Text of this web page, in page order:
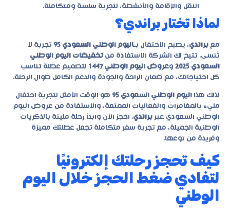
النقل والإقامة والأنشطة، لتجربة سلسة ومتكاملة.
لماذا تختار براندي؟
مع براندي، يصبح الاحتفال بـاليوم الوطني السعودي 95
تجربة لا
تُنسى. تتيح لك الشركة الاستفادة من تخفيضات اليوم الوطني
السعودي 2025
وعروض اليوم الوطني 1447
لتصميم عطلة تناسب
كل احتياجاتك، مع ضمان الراحة والجودة والدعم الكامل طوال الرحلة.
لذلك هذا اليوم الوطني السعودي 95
هو الوقت الأمثل لتجربة احتفال
مليء بالمغامرات والفعاليات الممتعة، والاستفادة من عروض اليوم
الوطني السعودي عبر براندي. احجز الآن وابدأ رحلة مليئة بالذكريات
الوطنية الجميلة، مع تجربة سفر متكاملة تجعل عطلتك مميزة
وفريدة من نوعها.
كيف تحجز رحلتك إلكترونيًا
لتفادي ضغط الحجز خلال اليوم
الوطني